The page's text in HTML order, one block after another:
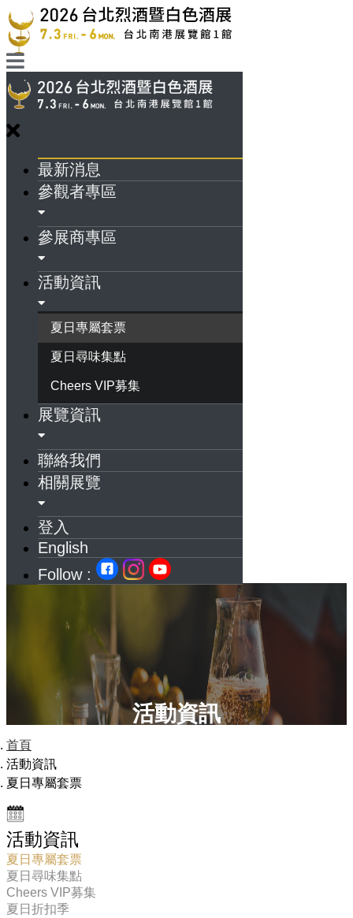
最新消息
參觀者專區
參展商專區
活動資訊
夏日專屬套票
夏日尋味集點
Cheers VIP募集
展覽資訊
聯絡我們
相關展覽
登入
English
Follow :
活動資訊
首頁
活動資訊
夏日專屬套票
活動資訊
夏日專屬套票
夏日尋味集點
Cheers VIP募集
夏日折扣季